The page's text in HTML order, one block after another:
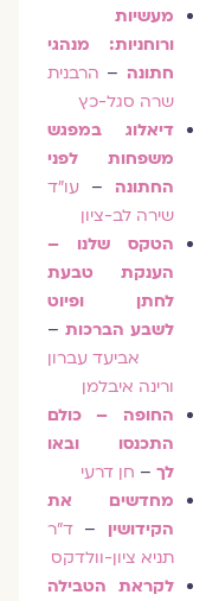
מעשיות
ורוחניות: מנהגי
חתונה–הרבנית
שרה סגל-כץ
דיאלוג במפגש
משפחות לפני
החתונה– עו"ד
שירה לב-ציון
הטקס שלנו –
הענקת טבעת
לחתן ופיוט
לשבע הברכות–
אביעד עברון
ורינה איבלמן
החופה – כולם
התכנסו ובאו
לך–חן דרעי
מחדשים את
הקידושין–ד"ר
תניא ציון-וולדקס
לקראת הטבילה